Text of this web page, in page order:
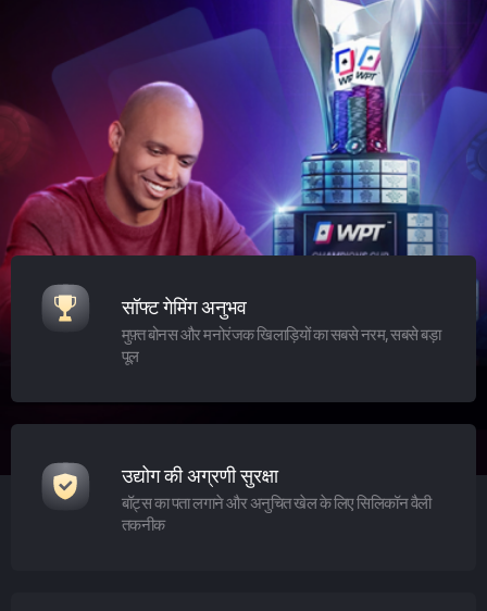
सॉफ्ट गेमिंग अनुभव
मुफ़्त बोनस और मनोरंजक खिलाड़ियों का सबसे नरम, सबसे बड़ा
पूल
उद्योग की अग्रणी सुरक्षा
बॉट्स का पता लगाने और अनुचित खेल के लिए सिलिकॉन वैली
तकनीक